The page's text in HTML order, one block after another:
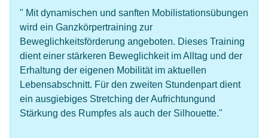
" Mit dynamischen und sanften Mobilistationsübungen
wird ein Ganzkörpertraining zur
Beweglichkeitsförderung angeboten. Dieses Training
dient einer stärkeren Beweglichkeit im Alltag und der
Erhaltung der eigenen Mobilität im aktuellen
Lebensabschnitt. Für den zweiten Stundenpart dient
ein ausgiebiges Stretching der Aufrichtungund
Stärkung des Rumpfes als auch der Silhouette."